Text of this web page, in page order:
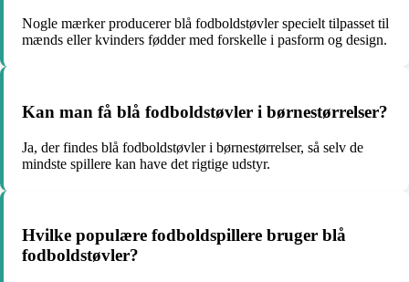
Nogle mærker producerer blå fodboldstøvler specielt tilpasset til
mænds eller kvinders fødder med forskelle i pasform og design.
Kan man få blå fodboldstøvler i børnestørrelser?
Ja, der findes blå fodboldstøvler i børnestørrelser, så selv de
mindste spillere kan have det rigtige udstyr.
Hvilke populære fodboldspillere bruger blå
fodboldstøvler?